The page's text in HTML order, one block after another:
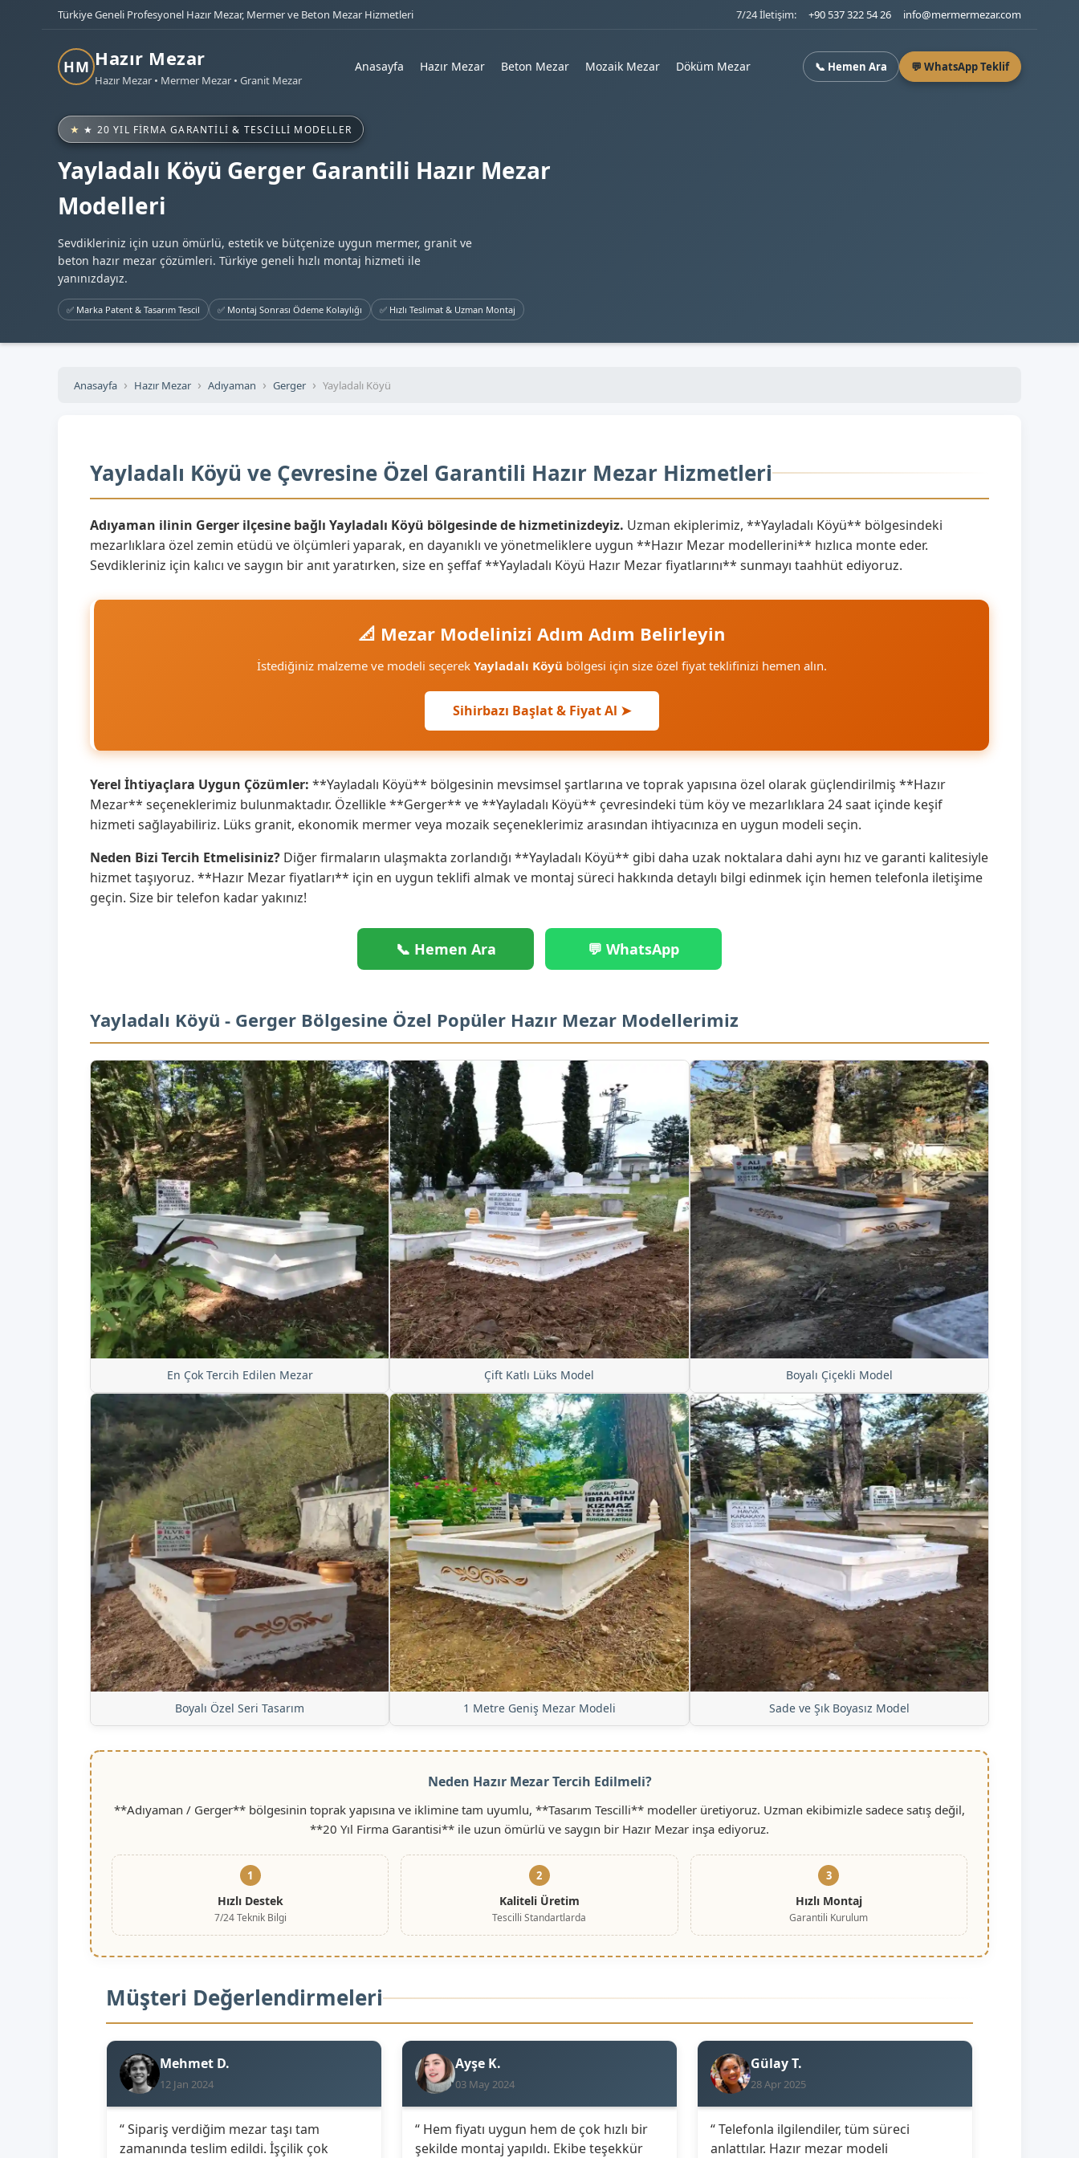
Türkiye Geneli Profesyonel Hazır Mezar, Mermer ve Beton Mezar Hizmetleri 7/24 İletişim: +90 537 322 54 26 info@mermermezar.com
HM Hazır Mezar
Hazır Mezar • Mermer Mezar • Granit Mezar
Anasayfa Hazır Mezar Beton Mezar Mozaik Mezar Döküm Mezar 📞 Hemen Ara 💬 WhatsApp Teklif
★ 20 YIL FIRMA GARANTILI & TESCILLI MODELLER
Yayladalı Köyü Gerger Garantili Hazır Mezar
Modelleri
Sevdikleriniz için uzun ömürlü, estetik ve bütçenize uygun mermer, granit ve
beton hazır mezar çözümleri. Türkiye geneli hızlı montaj hizmeti ile
yanınızdayız.
✅ Marka Patent & Tasarım Tescil ✅ Montaj Sonrası Ödeme Kolaylığı ✅ Hızlı Teslimat & Uzman Montaj
Anasayfa Hazır Mezar Adıyaman Gerger Yayladalı Köyü
Yayladalı Köyü ve Çevresine Özel Garantili Hazır Mezar Hizmetleri
Adıyaman ilinin Gerger ilçesine bağlı Yayladalı Köyü bölgesinde de hizmetinizdeyiz. Uzman ekiplerimiz, **Yayladalı Köyü** bölgesindeki
mezarlıklara özel zemin etüdü ve ölçümleri yaparak, en dayanıklı ve yönetmeliklere uygun **Hazır Mezar modellerini** hızlıca monte eder.
Sevdikleriniz için kalıcı ve saygın bir anıt yaratırken, size en şeffaf **Yayladalı Köyü Hazır Mezar fiyatlarını** sunmayı taahhüt ediyoruz.
📐 Mezar Modelinizi Adım Adım Belirleyin
İstediğiniz malzeme ve modeli seçerek Yayladalı Köyü bölgesi için size özel fiyat teklifinizi hemen alın.
Sihirbazı Başlat & Fiyat Al ➤
Yerel İhtiyaçlara Uygun Çözümler: **Yayladalı Köyü** bölgesinin mevsimsel şartlarına ve toprak yapısına özel olarak güçlendirilmiş **Hazır
Mezar** seçeneklerimiz bulunmaktadır. Özellikle **Gerger** ve **Yayladalı Köyü** çevresindeki tüm köy ve mezarlıklara 24 saat içinde keşif
hizmeti sağlayabiliriz. Lüks granit, ekonomik mermer veya mozaik seçeneklerimiz arasından ihtiyacınıza en uygun modeli seçin.
Neden Bizi Tercih Etmelisiniz? Diğer firmaların ulaşmakta zorlandığı **Yayladalı Köyü** gibi daha uzak noktalara dahi aynı hız ve garanti kalitesiyle
hizmet taşıyoruz. **Hazır Mezar fiyatları** için en uygun teklifi almak ve montaj süreci hakkında detaylı bilgi edinmek için hemen telefonla iletişime
geçin. Size bir telefon kadar yakınız!
📞 Hemen Ara 💬 WhatsApp
Yayladalı Köyü - Gerger Bölgesine Özel Popüler Hazır Mezar Modellerimiz
En Çok Tercih Edilen Mezar Çift Katlı Lüks Model Boyalı Çiçekli Model
Boyalı Özel Seri Tasarım 1 Metre Geniş Mezar Modeli Sade ve Şık Boyasız Model
Neden Hazır Mezar Tercih Edilmeli?
**Adıyaman / Gerger** bölgesinin toprak yapısına ve iklimine tam uyumlu, **Tasarım Tescilli** modeller üretiyoruz. Uzman ekibimizle sadece satış değil,
**20 Yıl Firma Garantisi** ile uzun ömürlü ve saygın bir Hazır Mezar inşa ediyoruz.
1
Hızlı Destek
7/24 Teknik Bilgi
2
Kaliteli Üretim
Tescilli Standartlarda
3
Hızlı Montaj
Garantili Kurulum
Müşteri Değerlendirmeleri
Mehmet D.
12 Jan 2024
“ Sipariş verdiğim mezar taşı tam
zamanında teslim edildi. İşçilik çok
Ayşe K.
03 May 2024
“ Hem fiyatı uygun hem de çok hızlı bir
şekilde montaj yapıldı. Ekibe teşekkür
Gülay T.
28 Apr 2025
“ Telefonla ilgilendiler, tüm süreci
anlattılar. Hazır mezar modeli